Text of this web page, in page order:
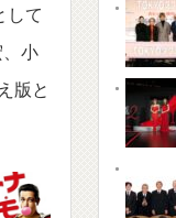
して
小
版と